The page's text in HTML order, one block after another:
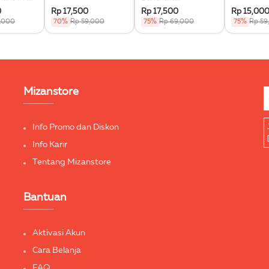
Triple
Rp 17,500
70% Rp 59,000
Penunggang Kuda
Terbang
Rp 17,500
75% Rp 69,000
Rp 15,000
75% Rp
Mizanstore
Info Promo dan Diskon
Info Karir
Tentang Mizanstore
Bantuan
Aktivasi Akun
Cara Belanja